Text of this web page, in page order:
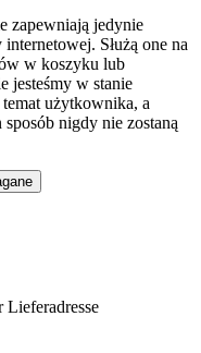
zapewniają jedynie
Służą one na
w koszyku lub
jesteśmy w stanie
użytkownika, a
nigdy nie zostaną
Lieferadresse